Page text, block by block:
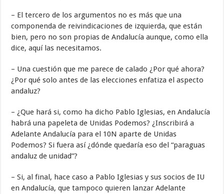
– El tercero de los argumentos no es más que una
componenda de reivindicaciones de izquierda, que están
bien, pero no son propias de Andalucía aunque, como ella
dice, aquí las necesitamos.
– Una cuestión que me parece de calado ¿Por qué ahora?
¿Por qué solo antes de las elecciones enfatiza el aspecto
andaluz?
– ¿Que hará si, como ha dicho Pablo Iglesias, en Andalucía
habrá una papeleta de Unidas Podemos? ¿Inscribirá a
Adelante Andalucía para el 10N aparte de Unidas
Podemos? Si fuera así ¿dónde quedaría eso del “paraguas
andaluz de unidad”?
– Si, al final, hace caso a Pablo Iglesias y sus socios de IU
en Andalucía, que tampoco quieren lanzar Adelante